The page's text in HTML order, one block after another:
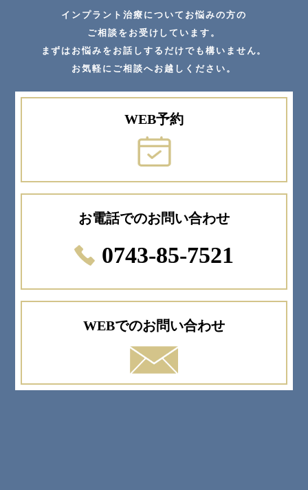
インプラント治療についてお悩みの方の
ご相談をお受けしています。
まずはお悩みをお話しするだけでも構いません。
お気軽にご相談へお越しください。
WEB予約
お電話でのお問い合わせ
0743-85-7521
WEBでのお問い合わせ